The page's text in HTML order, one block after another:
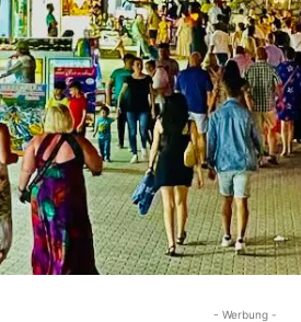
- Werbung -